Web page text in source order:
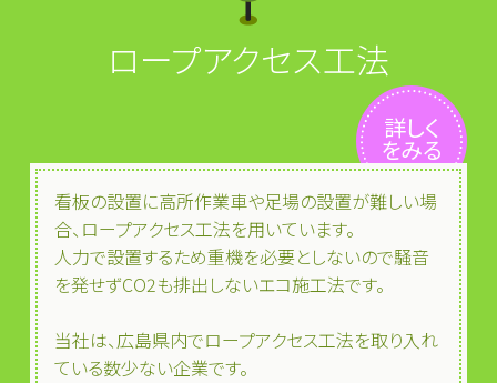
ロープアクセス工法
看板の設置に高所作業車や足場の設置が難しい場
合、ロープアクセス工法を用いています。
人力で設置するため重機を必要としないので騒音
を発せずCO2も排出しないエコ施工法です。
当社は、広島県内でロープアクセス工法を取り入れ
ている数少ない企業です。
詳しく
をみる